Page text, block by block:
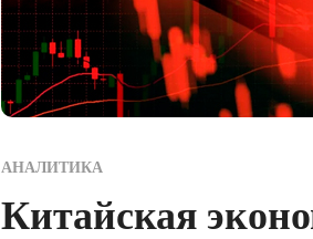
АНАЛИТИКА
Китайская